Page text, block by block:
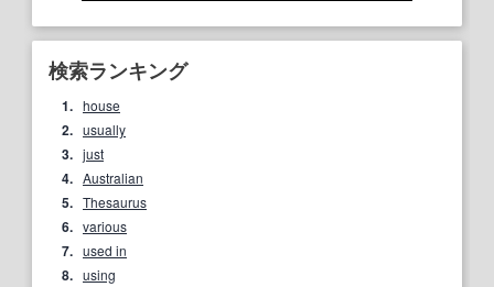
検索ランキング
1. house
2. usually
3. just
4. Australian
5. Thesaurus
6. various
7. used in
8. using